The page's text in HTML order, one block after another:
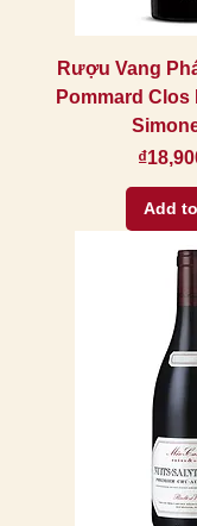
Rượu Vang
Pommard Clos
Price
Add